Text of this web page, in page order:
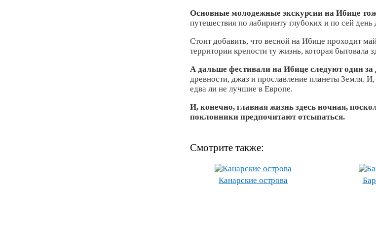
Основные молодежные экскурсии на Ибице
путешествия по лабиринту глубоких и по сей
Стоит добавить, что весной на Ибице проходит
территории крепости ту жизнь, которая бытовала
А дальше фестивали на Ибице следуют один за
древности, джаз и прославление планеты Земля.
едва ли не лучшие в Европе.
И, конечно, главная жизнь здесь ночная,
поклонники предпочитают отсыпаться.
Смотрите также:
Канарские острова